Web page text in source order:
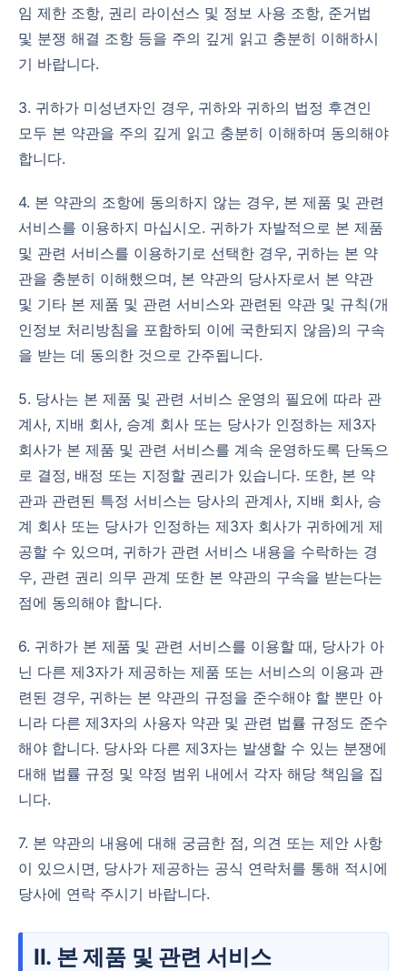
임 제한 조항, 권리 라이선스 및 정보 사용 조항, 준거법
및 분쟁 해결 조항 등을 주의 깊게 읽고 충분히 이해하시
기 바랍니다.
3. 귀하가 미성년자인 경우, 귀하와 귀하의 법정 후견인
모두 본 약관을 주의 깊게 읽고 충분히 이해하며 동의해야
합니다.
4. 본 약관의 조항에 동의하지 않는 경우, 본 제품 및 관련
서비스를 이용하지 마십시오. 귀하가 자발적으로 본 제품
및 관련 서비스를 이용하기로 선택한 경우, 귀하는 본 약
관을 충분히 이해했으며, 본 약관의 당사자로서 본 약관
및 기타 본 제품 및 관련 서비스와 관련된 약관 및 규칙(개
인정보 처리방침을 포함하되 이에 국한되지 않음)의 구속
을 받는 데 동의한 것으로 간주됩니다.
5. 당사는 본 제품 및 관련 서비스 운영의 필요에 따라 관
계사, 지배 회사, 승계 회사 또는 당사가 인정하는 제3자
회사가 본 제품 및 관련 서비스를 계속 운영하도록 단독으
로 결정, 배정 또는 지정할 권리가 있습니다. 또한, 본 약
관과 관련된 특정 서비스는 당사의 관계사, 지배 회사, 승
계 회사 또는 당사가 인정하는 제3자 회사가 귀하에게 제
공할 수 있으며, 귀하가 관련 서비스 내용을 수락하는 경
우, 관련 권리 의무 관계 또한 본 약관의 구속을 받는다는
점에 동의해야 합니다.
6. 귀하가 본 제품 및 관련 서비스를 이용할 때, 당사가 아
닌 다른 제3자가 제공하는 제품 또는 서비스의 이용과 관
련된 경우, 귀하는 본 약관의 규정을 준수해야 할 뿐만 아
니라 다른 제3자의 사용자 약관 및 관련 법률 규정도 준수
해야 합니다. 당사와 다른 제3자는 발생할 수 있는 분쟁에
대해 법률 규정 및 약정 범위 내에서 각자 해당 책임을 집
니다.
7. 본 약관의 내용에 대해 궁금한 점, 의견 또는 제안 사항
이 있으시면, 당사가 제공하는 공식 연락처를 통해 적시에
당사에 연락 주시기 바랍니다.
II. 본 제품 및 관련 서비스